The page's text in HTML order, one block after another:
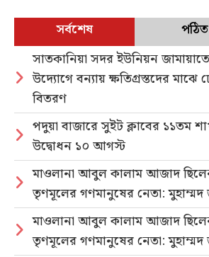
সর্বশেষ
পঠিত
সাতকানিয়া সদর ইউনিয়ন
উদ্যোগে বন্যায় ক্ষতিগ্রস্তদের মাঝে
বিতরণ
পদুয়া বাজারে সুইট ক্লাবের ১১তম
উদ্বোধন ১০ আগস্ট
মাওলানা আবুল কালাম আজাদ
তৃণমূলের গণমানুষের নেতা: মুহাম্মদ
মাওলানা আবুল কালাম আজাদ
তৃণমূলের গণমানুষের নেতা: মুহাম্মদ